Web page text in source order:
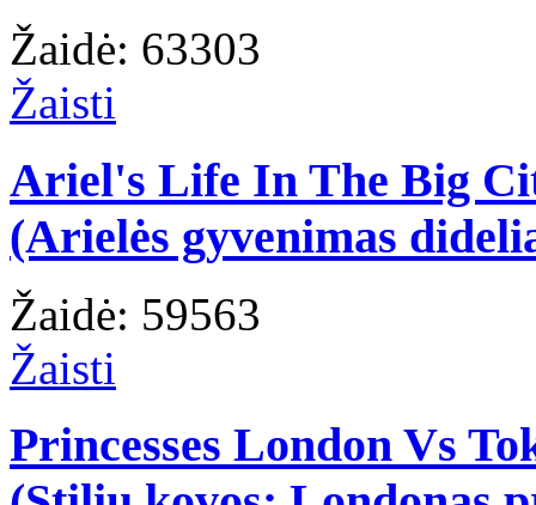
Žaidė: 63303
Žaisti
Ariel's Life In The Big
(Arielės gyvenimas
Žaidė: 59563
Žaisti
Princesses London Vs